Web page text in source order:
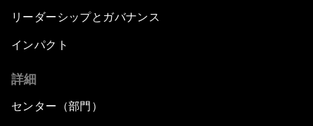
リーダーシップとガバナンス
インパクト
詳細
センター（部門）